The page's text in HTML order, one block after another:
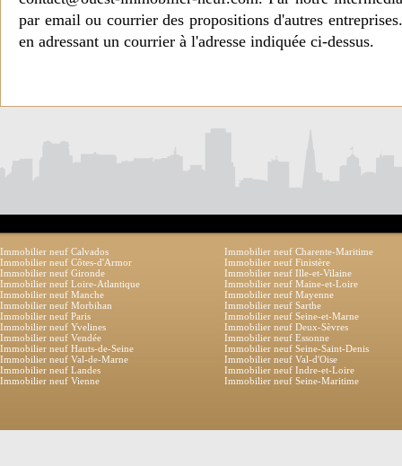
par email ou courrier des propositions d'autres
en adressant un courrier à l'adresse indiquée ci-dessus.
Immobilier neuf Calvados
Immobilier neuf Charente-Maritime
Immobilier neuf Côtes-d'Armor
Immobilier neuf Finistère
Immobilier neuf Gironde
Immobilier neuf Ille-et-Vilaine
Immobilier neuf Loire-Atlantique
Immobilier neuf Maine-et-Loire
Immobilier neuf Manche
Immobilier neuf Mayenne
Immobilier neuf Morbihan
Immobilier neuf Sarthe
Immobilier neuf Paris
Immobilier neuf Seine-et-Marne
Immobilier neuf Yvelines
Immobilier neuf Deux-Sèvres
Immobilier neuf Vendée
Immobilier neuf Essonne
Immobilier neuf Hauts-de-Seine
Immobilier neuf Seine-Saint-Denis
Immobilier neuf Val-de-Marne
Immobilier neuf Val-d'Oise
Immobilier neuf Landes
Immobilier neuf Indre-et-Loire
Immobilier neuf Vienne
Immobilier neuf Seine-Maritime